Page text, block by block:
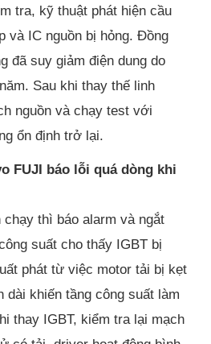
tra, kỹ thuật phát hiện cầu
và IC nguồn bị hỏng. Đồng
đã suy giảm điện dung do
Sau khi thay thế linh
nguồn và chạy test với
ổn định trở lại.
FUJI báo lỗi quá dòng khi
thì báo alarm và ngắt
suất cho thấy IGBT bị
phát từ việc motor tải bị kẹt
khiến tầng công suất làm
thay IGBT, kiểm tra lại mạch